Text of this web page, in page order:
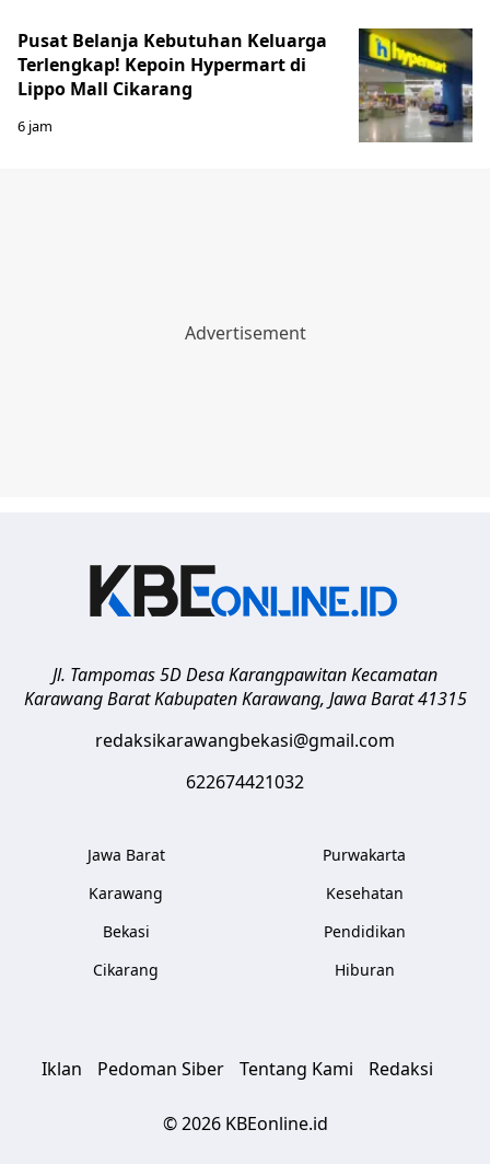
Pusat Belanja Kebutuhan Keluarga
Terlengkap! Kepoin Hypermart di
Lippo Mall Cikarang
6 jam
Jl. Tampomas 5D Desa Karangpawitan Kecamatan
Karawang Barat Kabupaten Karawang, Jawa Barat 41315
redaksikarawangbekasi@gmail.com
622674421032
Jawa Barat
Karawang
Bekasi
Cikarang
Purwakarta
Kesehatan
Pendidikan
Hiburan
Iklan Pedoman Siber Tentang Kami Redaksi
© 2026 KBEonline.id